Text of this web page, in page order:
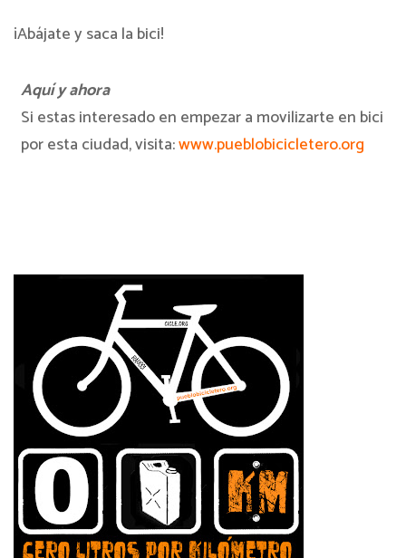
¡Abájate y saca la bici!
Aquí y ahora
Si estas interesado en empezar a movilizarte en bici
por esta ciudad, visita:www.pueblobicicletero.org